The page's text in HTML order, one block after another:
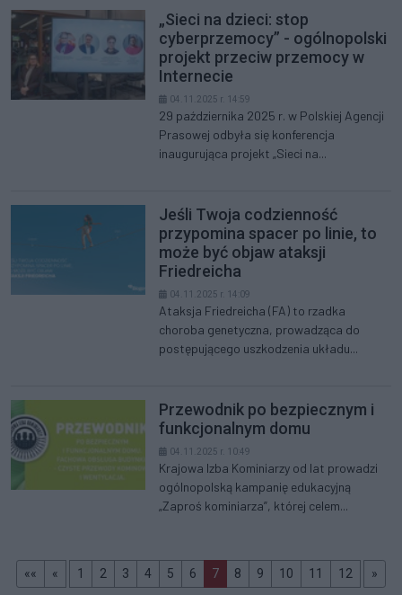
„Sieci na dzieci: stop
cyberprzemocy” - ogólnopolski
projekt przeciw przemocy w
Internecie
04.11.2025 r. 14:59
29 października 2025 r. w Polskiej Agencji
Prasowej odbyła się konferencja
inaugurująca projekt „Sieci na...
Jeśli Twoja codzienność
przypomina spacer po linie, to
może być objaw ataksji
Friedreicha
04.11.2025 r. 14:09
Ataksja Friedreicha (FA) to rzadka
choroba genetyczna, prowadząca do
postępującego uszkodzenia układu...
Przewodnik po bezpiecznym i
funkcjonalnym domu
04.11.2025 r. 10:49
Krajowa Izba Kominiarzy od lat prowadzi
ogólnopolską kampanię edukacyjną
„Zaproś kominiarza”, której celem...
«« Pierwsza
« prev
1 2 3 4 5 6 7(aktualna)
8 9 10 11 12 »